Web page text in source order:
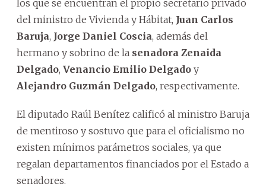
los que se encuentran el propio secretario privado
del ministro de Vivienda y Hábitat, Juan Carlos
Baruja, Jorge Daniel Coscia, además del
hermano y sobrino de la senadora Zenaida
Delgado, Venancio Emilio Delgado y
Alejandro Guzmán Delgado, respectivamente.
El diputado Raúl Benítez calificó al ministro Baruja
de mentiroso y sostuvo que para el oficialismo no
existen mínimos parámetros sociales, ya que
regalan departamentos financiados por el Estado a
senadores.